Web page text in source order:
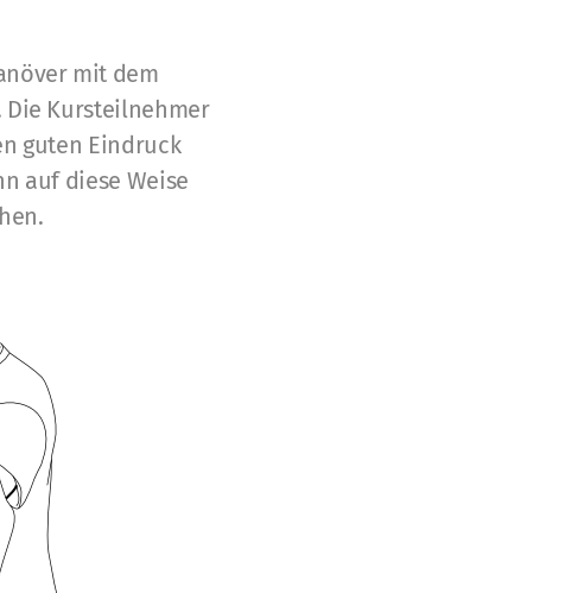
mit dem
Kursteilnehmer
guten Eindruck
auf diese Weise